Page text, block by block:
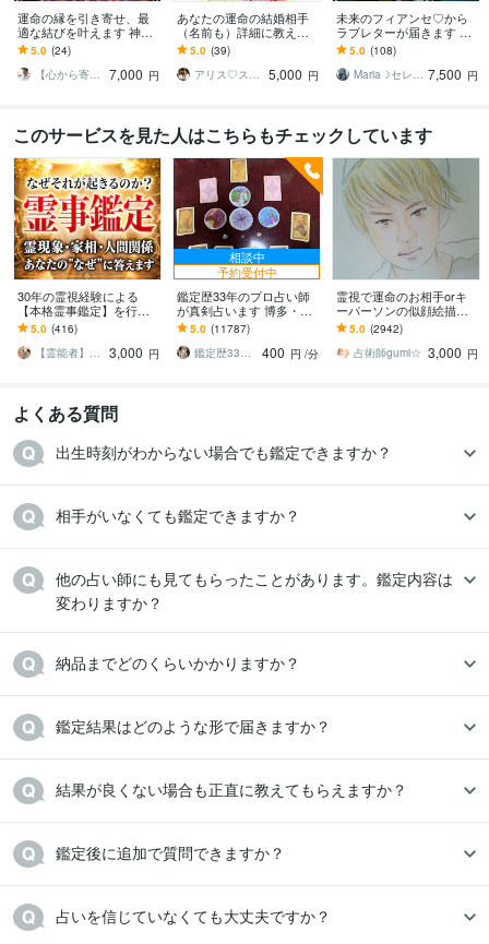
運命の縁を引き寄せ、最
適な結びを叶えます 神秘
の力で導く縁結び。魂レ
ベルで最良の相手と結ば
れる為の祈願
5.0 (24)
【心から寄り添い、祈祷します】神月 真
7,000 円
あなたの運命の結婚相手
（名前も）詳細に教えま
す もう出逢っている？/こ
れから出逢う？/今の彼と
結婚してる？
5.0 (39)
アリス♡スピリチュアルカウンセラー
5,000 円
未来のフィアンセ♡から
ラブレターが届きます 結
婚❤未来の婚約者からのメ
ッセージを聞いてみませ
んか？
5.0 (108)
Maria☽セレスティアルマスター 7,500 円
このサービスを見た人はこちらもチェックしています
30年の霊視経験による
【本格霊事鑑定】を行い
ます 霊現象・家相・家
系・先祖・土地・人間関
係・悪縁・因縁・厄払い
5.0 (416)
【霊能者】天晴
3,000 円
相談中
予約受付中
鑑定歴33年のプロ占い師
が真剣占います 博多・廓
屋の純血統占い祈願師
雷鳥
5.0 (11787)
鑑定歴33年のプロ占い師 雷鳥
400 円 /分
霊視で運命のお相手orキ
ーパーソンの似顔絵描き
ます 未来に出逢う恋のお
相手か重要人物の顔を視
えたまま！縁結び！
5.0 (2942)
占術師gumi☆ 3,000 円
よくある質問
出生時刻がわからない場合でも鑑定できますか？
相手がいなくても鑑定できますか？
他の占い師にも見てもらったことがあります。鑑定内容は
変わりますか？
納品までどのくらいかかりますか？
鑑定結果はどのような形で届きますか？
結果が良くない場合も正直に教えてもらえますか？
鑑定後に追加で質問できますか？
占いを信じていなくても大丈夫ですか？